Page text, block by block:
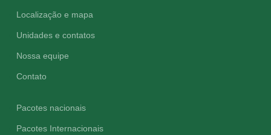
Localização e mapa
Unidades e contatos
Nossa equipe
Contato
Pacotes nacionais
Pacotes Internacionais